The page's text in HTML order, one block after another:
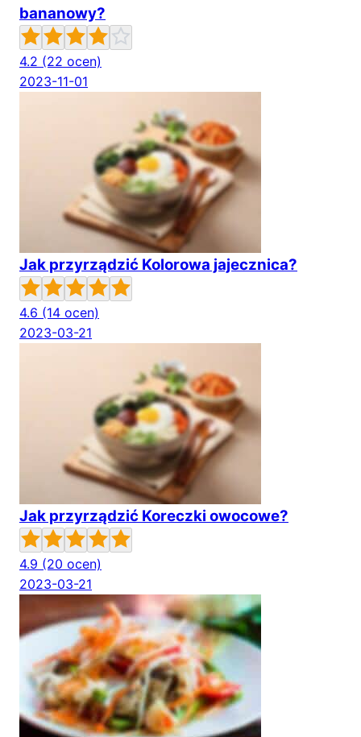
bananowy?
4.2 (22 ocen)
2023-11-01
Jak przyrządzić Kolorowa jajecznica?
4.6 (14 ocen)
2023-03-21
Jak przyrządzić Koreczki owocowe?
4.9 (20 ocen)
2023-03-21